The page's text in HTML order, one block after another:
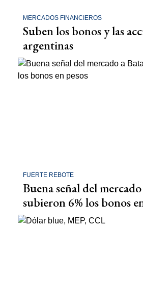
MERCADOS FINANCIEROS
Suben los bonos y las
argentinas
FUERTE REBOTE
Buena señal del
subieron 6% los bonos